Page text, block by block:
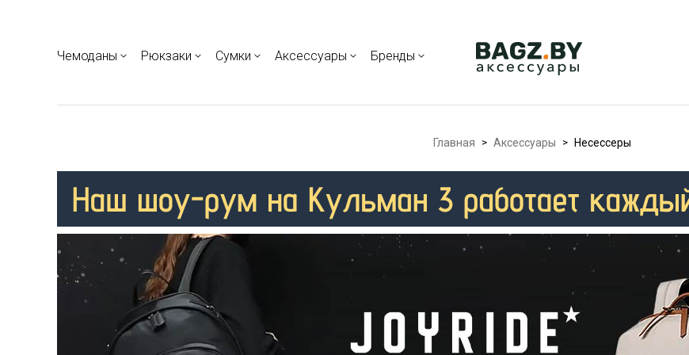
Чемоданы Рюкзаки Сумки Аксессуары Бренды
Главная > Аксессуары > Несессеры